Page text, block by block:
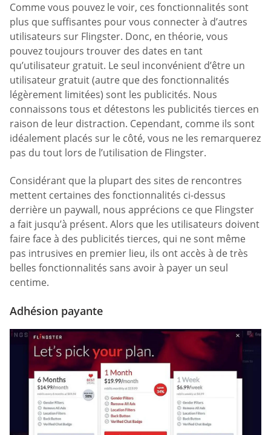
Comme vous pouvez le voir, ces fonctionnalités sont
plus que suffisantes pour vous connecter à d’autres
utilisateurs sur Flingster. Donc, en théorie, vous
pouvez toujours trouver des dates en tant
qu’utilisateur gratuit. Le seul inconvénient d’être un
utilisateur gratuit (autre que des fonctionnalités
légèrement limitées) sont les publicités. Nous
connaissons tous et détestons les publicités tierces en
raison de leur distraction. Cependant, comme ils sont
idéalement placés sur le côté, vous ne les remarquerez
pas du tout lors de l’utilisation de Flingster.
Considérant que la plupart des sites de rencontres
mettent certaines des fonctionnalités ci-dessus
derrière un paywall, nous apprécions ce que Flingster
a fait jusqu’à présent. Alors que les utilisateurs doivent
faire face à des publicités tierces, qui ne sont même
pas intrusives en premier lieu, ils ont accès à de très
belles fonctionnalités sans avoir à payer un seul
centime.
Adhésion payante